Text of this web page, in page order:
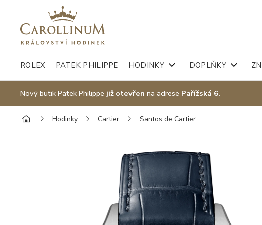
ROLEX PATEK PHILIPPE HODINKY DOPLŇKY
Nový butik Patek Philippe již otevřen na adrese Pařížská 6.
Hodinky Cartier Santos de Cartier